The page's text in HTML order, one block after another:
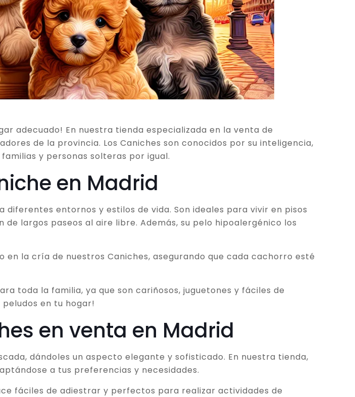
adecuado! En nuestra tienda especializada en la venta de
de la provincia. Los Caniches son conocidos por su inteligencia,
y personas solteras por igual.
en Madrid
entornos y estilos de vida. Son ideales para vivir en pisos
largos paseos al aire libre. Además, su pelo hipoalergénico los
la cría de nuestros Caniches, asegurando que cada cachorro esté
toda la familia, ya que son cariñosos, juguetones y fáciles de
en tu hogar!
en venta en Madrid
dándoles un aspecto elegante y sofisticado. En nuestra tienda,
a tus preferencias y necesidades.
fáciles de adiestrar y perfectos para realizar actividades de